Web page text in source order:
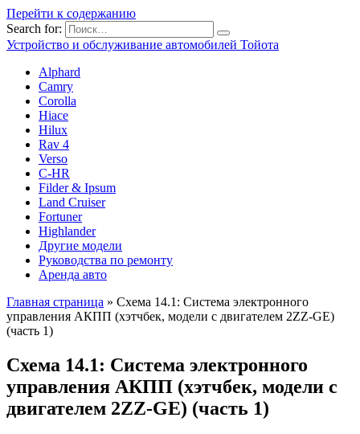
Перейти к содержанию
Search for:
Устройство и обслуживание автомобилей Тойота
Alphard
Camry
Corolla
Hiace
Hilux
Rav 4
Verso
C-HR
Filder & Ipsum
Land Cruiser
Fortuner
Highlander
Другие модели
Руководства по ремонту
Аренда авто
Главная страница » Схема 14.1: Система электронного
управления АКПП (хэтчбек, модели с двигателем 2ZZ-GE)
(часть 1)
Схема 14.1: Система электронного
управления АКПП (хэтчбек, модели с
двигателем 2ZZ-GE) (часть 1)